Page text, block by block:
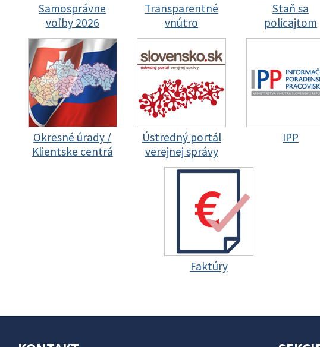
Samosprávne
voľby 2026
Transparentné
vnútro
Staň sa
policajtom
Okresné úrady /
Klientske centrá
Ústredný portál
verejnej správy
IPP
Faktúry